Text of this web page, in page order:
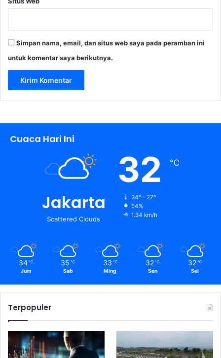
Simpan nama, email, dan situs web saya pada peramban ini
untuk komentar saya berikutnya.
Cuaca Hari Ini
Jakarta
Scattered Clouds
32 ℃
34º - 27º
54%
1.34 km/h
34 ℃
Jum
35 ℃
Sab
33 ℃
Ming
32 ℃
Sen
32 ℃
Sel
Terpopuler